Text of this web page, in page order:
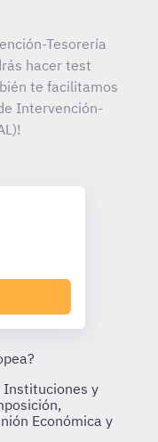
Tesorería
hacer test
te facilitamos
Intervención-